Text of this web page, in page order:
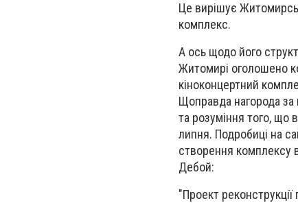
Це вирішує
комплекс.
А ось щодо його
Житомирі оголошено
кіноконцертний
Щоправда нагорода за
та розуміння того, що
липня. Подробиці на
створення комплексу
Дебой:
"Проект